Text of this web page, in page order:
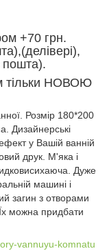
+70 грн.
пошта).
тільки НОВОЮ
Розмір 180*200
Дизайнерські
у Вашій ванній
друк. М'яка і
Дуже
машині і
загин з отворами
можна придбати
vannuyu-komnatu